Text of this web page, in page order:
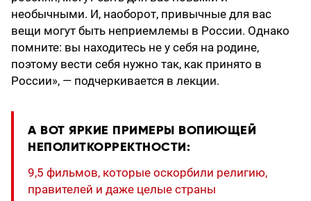
необычными. И, наоборот, привычные для вас
вещи могут быть неприемлемы в России. Однако
помните: вы находитесь не у себя на родине,
поэтому вести себя нужно так, как принято в
России», — подчеркивается в лекции.
А ВОТ ЯРКИЕ ПРИМЕРЫ ВОПИЮЩЕЙ
НЕПОЛИТКОРРЕКТНОСТИ:
9,5 фильмов, которые оскорбили религию,
правителей и даже целые страны